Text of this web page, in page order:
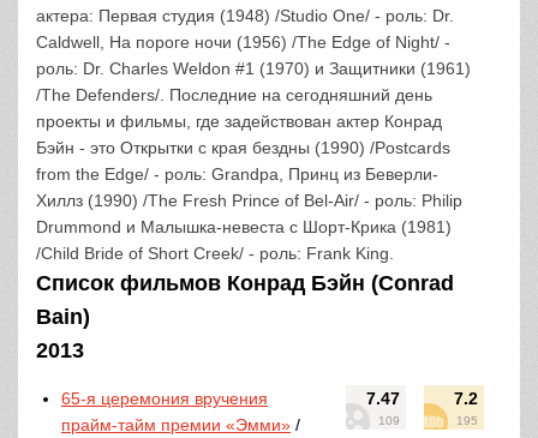
актера: Первая студия (1948) /Studio One/ - роль: Dr.
Caldwell, На пороге ночи (1956) /The Edge of Night/ -
роль: Dr. Charles Weldon #1 (1970) и Защитники (1961)
/The Defenders/. Последние на сегодняшний день
проекты и фильмы, где задействован актер Конрад
Бэйн - это Открытки с края бездны (1990) /Postcards
from the Edge/ - роль: Grandpa, Принц из Беверли-
Хиллз (1990) /The Fresh Prince of Bel-Air/ - роль: Philip
Drummond и Малышка-невеста с Шорт-Крика (1981)
/Child Bride of Short Creek/ - роль: Frank King.
Список фильмов Конрад Бэйн (Conrad
Bain)
2013
7.47
109
7.2
195
65-я церемония вручения
прайм-тайм премии «Эмми» /